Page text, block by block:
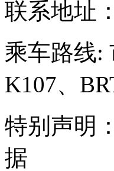
联系地址
乘车路线:
K107、
特别声明
据